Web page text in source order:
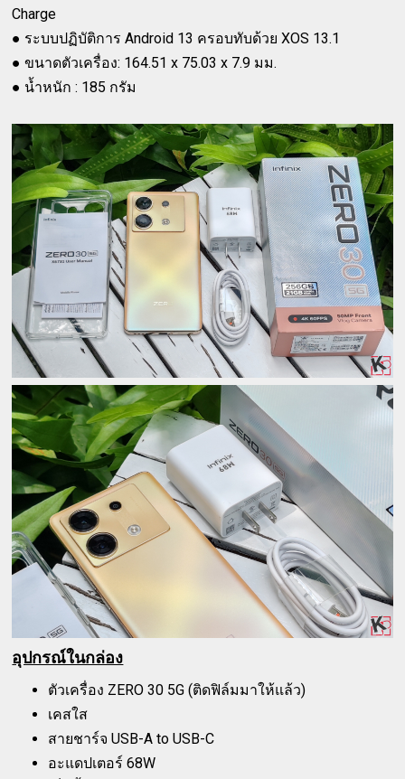
Charge
● ระบบปฏิบัติการ Android 13 ครอบทับด้วย XOS 13.1
● ขนาดตัวเครื่อง: 164.51 x 75.03 x 7.9 มม.
● น้ำหนัก : 185 กรัม
อุปกรณ์ในกล่อง
ตัวเครื่อง ZERO 30 5G (ติดฟิล์มมาให้แล้ว)
เคสใส
สายชาร์จ USB-A to USB-C
อะแดปเตอร์ 68W